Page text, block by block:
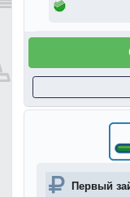
Первый